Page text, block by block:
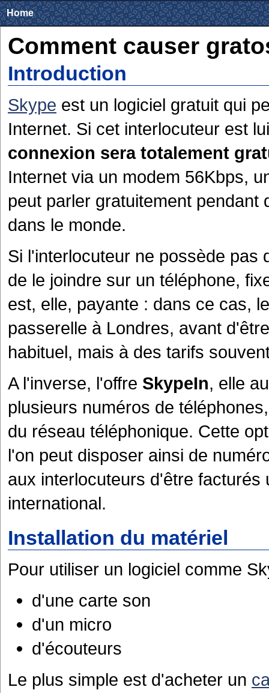
Home
Comment causer
Introduction
Skype est un logiciel gratuit qui
Internet. Si cet interlocuteur est
connexion sera totalement
Internet via un modem 56Kbps,
peut parler gratuitement
dans le monde.
Si l'interlocuteur ne possède pas
de le joindre sur un téléphone,
est, elle, payante : dans ce cas,
passerelle à Londres, avant
habituel, mais à des tarifs
A l'inverse, l'offre SkypeIn, elle
plusieurs numéros de
du réseau téléphonique. Cette
l'on peut disposer ainsi de
aux interlocuteurs d'être facturés
international.
Installation du matériel
Pour utiliser un logiciel comme
d'une carte son
d'un micro
d'écouteurs
Le plus simple est d'acheter un